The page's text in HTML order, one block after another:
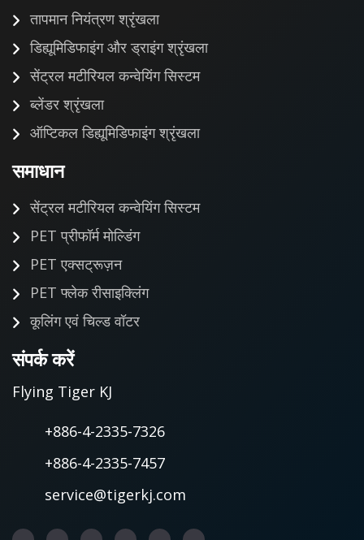
तापमान नियंत्रण श्रृंखला
डिह्यूमिडिफाइंग और ड्राइंग श्रृंखला
सेंट्रल मटीरियल कन्वेयिंग सिस्टम
ब्लेंडर श्रृंखला
ऑप्टिकल डिह्यूमिडिफाइंग श्रृंखला
समाधान
सेंट्रल मटीरियल कन्वेयिंग सिस्टम
PET प्रीफॉर्म मोल्डिंग
PET एक्सट्रूज़न
PET फ्लेक रीसाइक्लिंग
कूलिंग एवं चिल्ड वॉटर
संपर्क करें
Flying Tiger KJ
+886-4-2335-7326
+886-4-2335-7457
service@tigerkj.com